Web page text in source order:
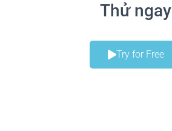
Thử ngay
Try for Free